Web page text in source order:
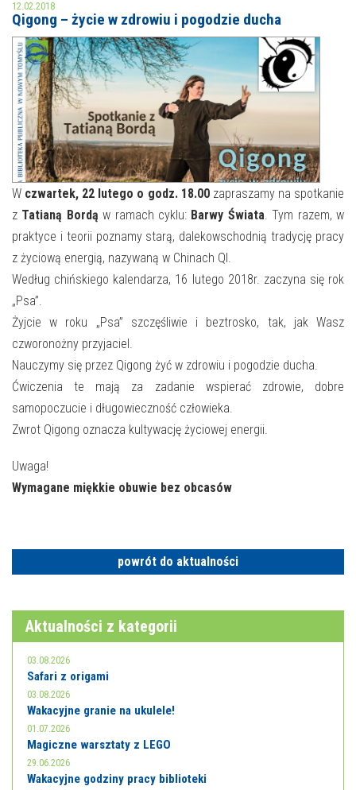
MOJE KONTO
AKTUALNOŚCI
NAJBLIŻSZE WYDARZENIA
WYDARZENIA BIEŻĄCE
WYDARZYŁO SIĘ
NASZA OFERTA
STREFA WIEDZY O REGIONIE
STREFA KOLORU
FORMY STAŁE
NASZE FILIE
POLECANE STRONY
WYDARZENIA KULTURALNE
FOTO
E-INFORMATOR
12.02.2018
Qigong – życie w zdrowiu i pogodzie ducha
W czwartek, 22 lutego o godz. 18.00zapraszamy na spotkanie
z Tatianą Bordą w ramach cyklu: Barwy Świata. Tym razem, w
praktyce i teorii poznamy starą, dalekowschodnią tradycję pracy
z życiową energią, nazywaną w Chinach QI.
Według chińskiego kalendarza, 16 lutego 2018r. zaczyna się rok
„Psa”.
Żyjcie w roku „Psa” szczęśliwie i beztrosko, tak, jak Wasz
czworonożny przyjaciel.
Nauczymy się przez Qigong żyć w zdrowiu i pogodzie ducha.
Ćwiczenia te mają za zadanie wspierać zdrowie, dobre
samopoczucie i długowieczność człowieka.
Zwrot Qigong oznacza kultywację życiowej energii.
Uwaga!
Wymagane miękkie obuwie bez obcasów
powrót do aktualności
Aktualności z kategorii
03.08.2026
Safari z origami
03.08.2026
Wakacyjne granie na ukulele!
01.07.2026
Magiczne warsztaty z LEGO
29.06.2026
Wakacyjne godziny pracy biblioteki